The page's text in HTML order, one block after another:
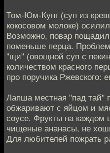
Том-Юм-Кунг (суп из
кокосовом молоке)
Возможно, повар
поменьше перца.
"щи" (овощной суп с
количеством красного
про поручика Ржевского:
Лапша местная "пад тай"
обжаривают с яйцом и
соусе. Фрукты на каждом
чищеные ананасы, не
Для любителей пожрать